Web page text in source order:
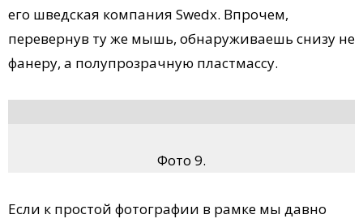
его шведская компания Swedx. Впрочем,
перевернув ту же мышь, обнаруживаешь снизу не
фанеру, а полупрозрачную пластмассу.
Фото 9.
Если к простой фотографии в рамке мы давно